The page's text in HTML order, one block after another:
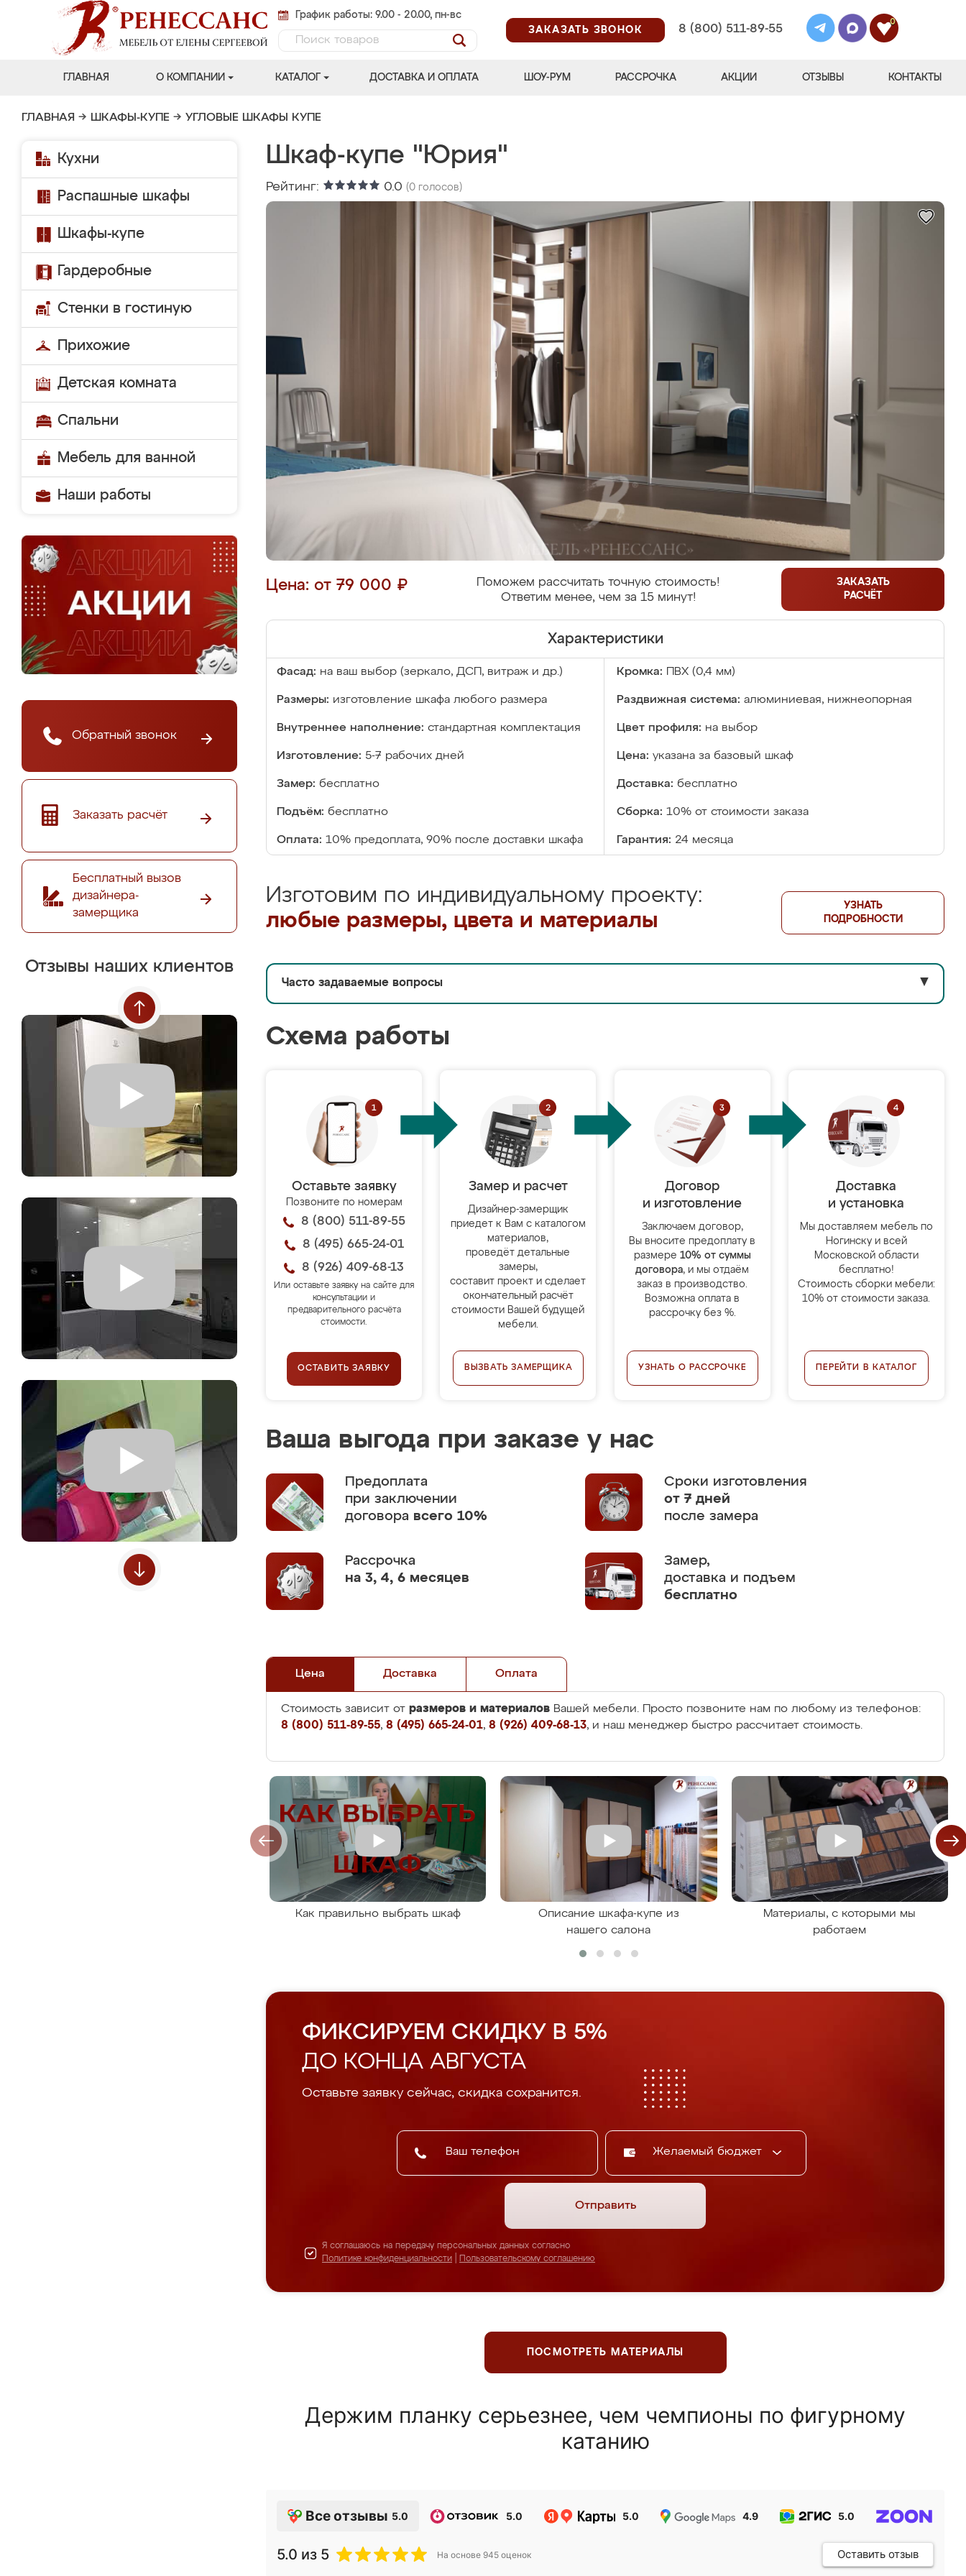
График работы: 9.00 - 20.00, пн-вс
ЗАКАЗАТЬ ЗВОНОК
8 (800) 511-89-55
0
ГЛАВНАЯ О КОМПАНИИ КАТАЛОГ ДОСТАВКА И ОПЛАТА ШОУ-РУМ РАССРОЧКА АКЦИИ ОТЗЫВЫ КОНТАКТЫ
ГЛАВНАЯ → ШКАФЫ-КУПЕ → УГЛОВЫЕ ШКАФЫ КУПЕ
Кухни
Распашные шкафы
Шкафы-купе
Гардеробные
Стенки в гостиную
Прихожие
Детская комната
Спальни
Мебель для ванной
Наши работы
Обратный звонок
Заказать расчёт
Бесплатный вызов
дизайнера-
замерщика
Отзывы наших клиентов
Шкаф-купе "Юрия"
Рейтинг: 0.0 (0 голосов)
Цена: от 79 000 ₽
Поможем рассчитать точную стоимость!
Ответим менее, чем за 15 минут!
ЗАКАЗАТЬ
РАСЧЁТ
Характеристики
Фасад: на ваш выбор (зеркало, ДСП, витраж и др.) Кромка: ПВХ (0,4 мм)
Размеры: изготовление шкафа любого размера Раздвижная система: алюминиевая, нижнеопорная
Внутреннее наполнение: стандартная комплектация Цвет профиля: на выбор
Изготовление: 5-7 рабочих дней Цена: указана за базовый шкаф
Замер: бесплатно Доставка: бесплатно
Подъём: бесплатно Сборка: 10% от стоимости заказа
Оплата: 10% предоплата, 90% после доставки шкафа Гарантия: 24 месяца
Изготовим по индивидуальному проекту:
любые размеры, цвета и материалы
УЗНАТЬ
ПОДРОБНОСТИ
Часто задаваемые вопросы ▼
Схема работы
Оставьте заявку
Позвоните по номерам
8 (800) 511-89-55
8 (495) 665-24-01
8 (926) 409-68-13
Или оставьте заявку на сайте для
консультации и
предварительного расчёта
стоимости.
ОСТАВИТЬ ЗАЯВКУ
Замер и расчет
Дизайнер-замерщик
приедет к Вам с каталогом
материалов,
проведёт детальные
замеры,
составит проект и сделает
окончательный расчёт
стоимости Вашей будущей
мебели.
ВЫЗВАТЬ ЗАМЕРЩИКА
Договор
и изготовление
Заключаем договор,
Вы вносите предоплату в
размере 10% от суммы
договора, и мы отдаём
заказ в производство.
Возможна оплата в
рассрочку без %.
УЗНАТЬ О РАССРОЧКЕ
Доставка
и установка
Мы доставляем мебель по
Ногинску и всей
Московской области
бесплатно!
Стоимость сборки мебели:
10% от стоимости заказа.
ПЕРЕЙТИ В КАТАЛОГ
Ваша выгода при заказе у нас
Предоплата
при заключении
договора всего 10%
Сроки изготовления
от 7 дней
после замера
Рассрочка
на 3, 4, 6 месяцев
Замер,
доставка и подъем
бесплатно
Цена Доставка Оплата
Стоимость зависит от размеров и материалов Вашей мебели. Просто позвоните нам по любому из телефонов:
8 (800) 511-89-55, 8 (495) 665-24-01, 8 (926) 409-68-13, и наш менеджер быстро рассчитает стоимость.
Как правильно выбрать шкаф
Описание шкафа-купе из
нашего салона
Материалы, с которыми мы
работаем
ФИКСИРУЕМ СКИДКУ В 5%
ДО КОНЦА АВГУСТА
Оставьте заявку сейчас, скидка сохранится.
Желаемый бюджет
Отправить
Я соглашаюсь на передачу персональных данных согласно
Политике конфиденциальности
Пользовательскому соглашению
ПОСМОТРЕТЬ МАТЕРИАЛЫ
Держим планку серьезнее, чем чемпионы по фигурному
катанию
Все отзывы 5.0 5.0 5.0 4.9 5.0
5.0 из 5 На основе 945 оценок Оставить отзыв